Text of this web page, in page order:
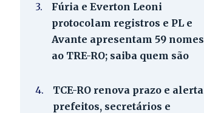
3.
Fúria e Everton Leoni
protocolam registros e PL e
Avante apresentam 59 nomes
ao TRE-RO; saiba quem são
4.
TCE-RO renova prazo e alerta
prefeitos, secretários e